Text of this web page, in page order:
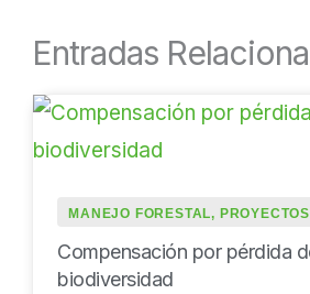
Entradas
Compensación por pérdida
biodiversidad
MANEJO FORESTAL, PROYECTOS